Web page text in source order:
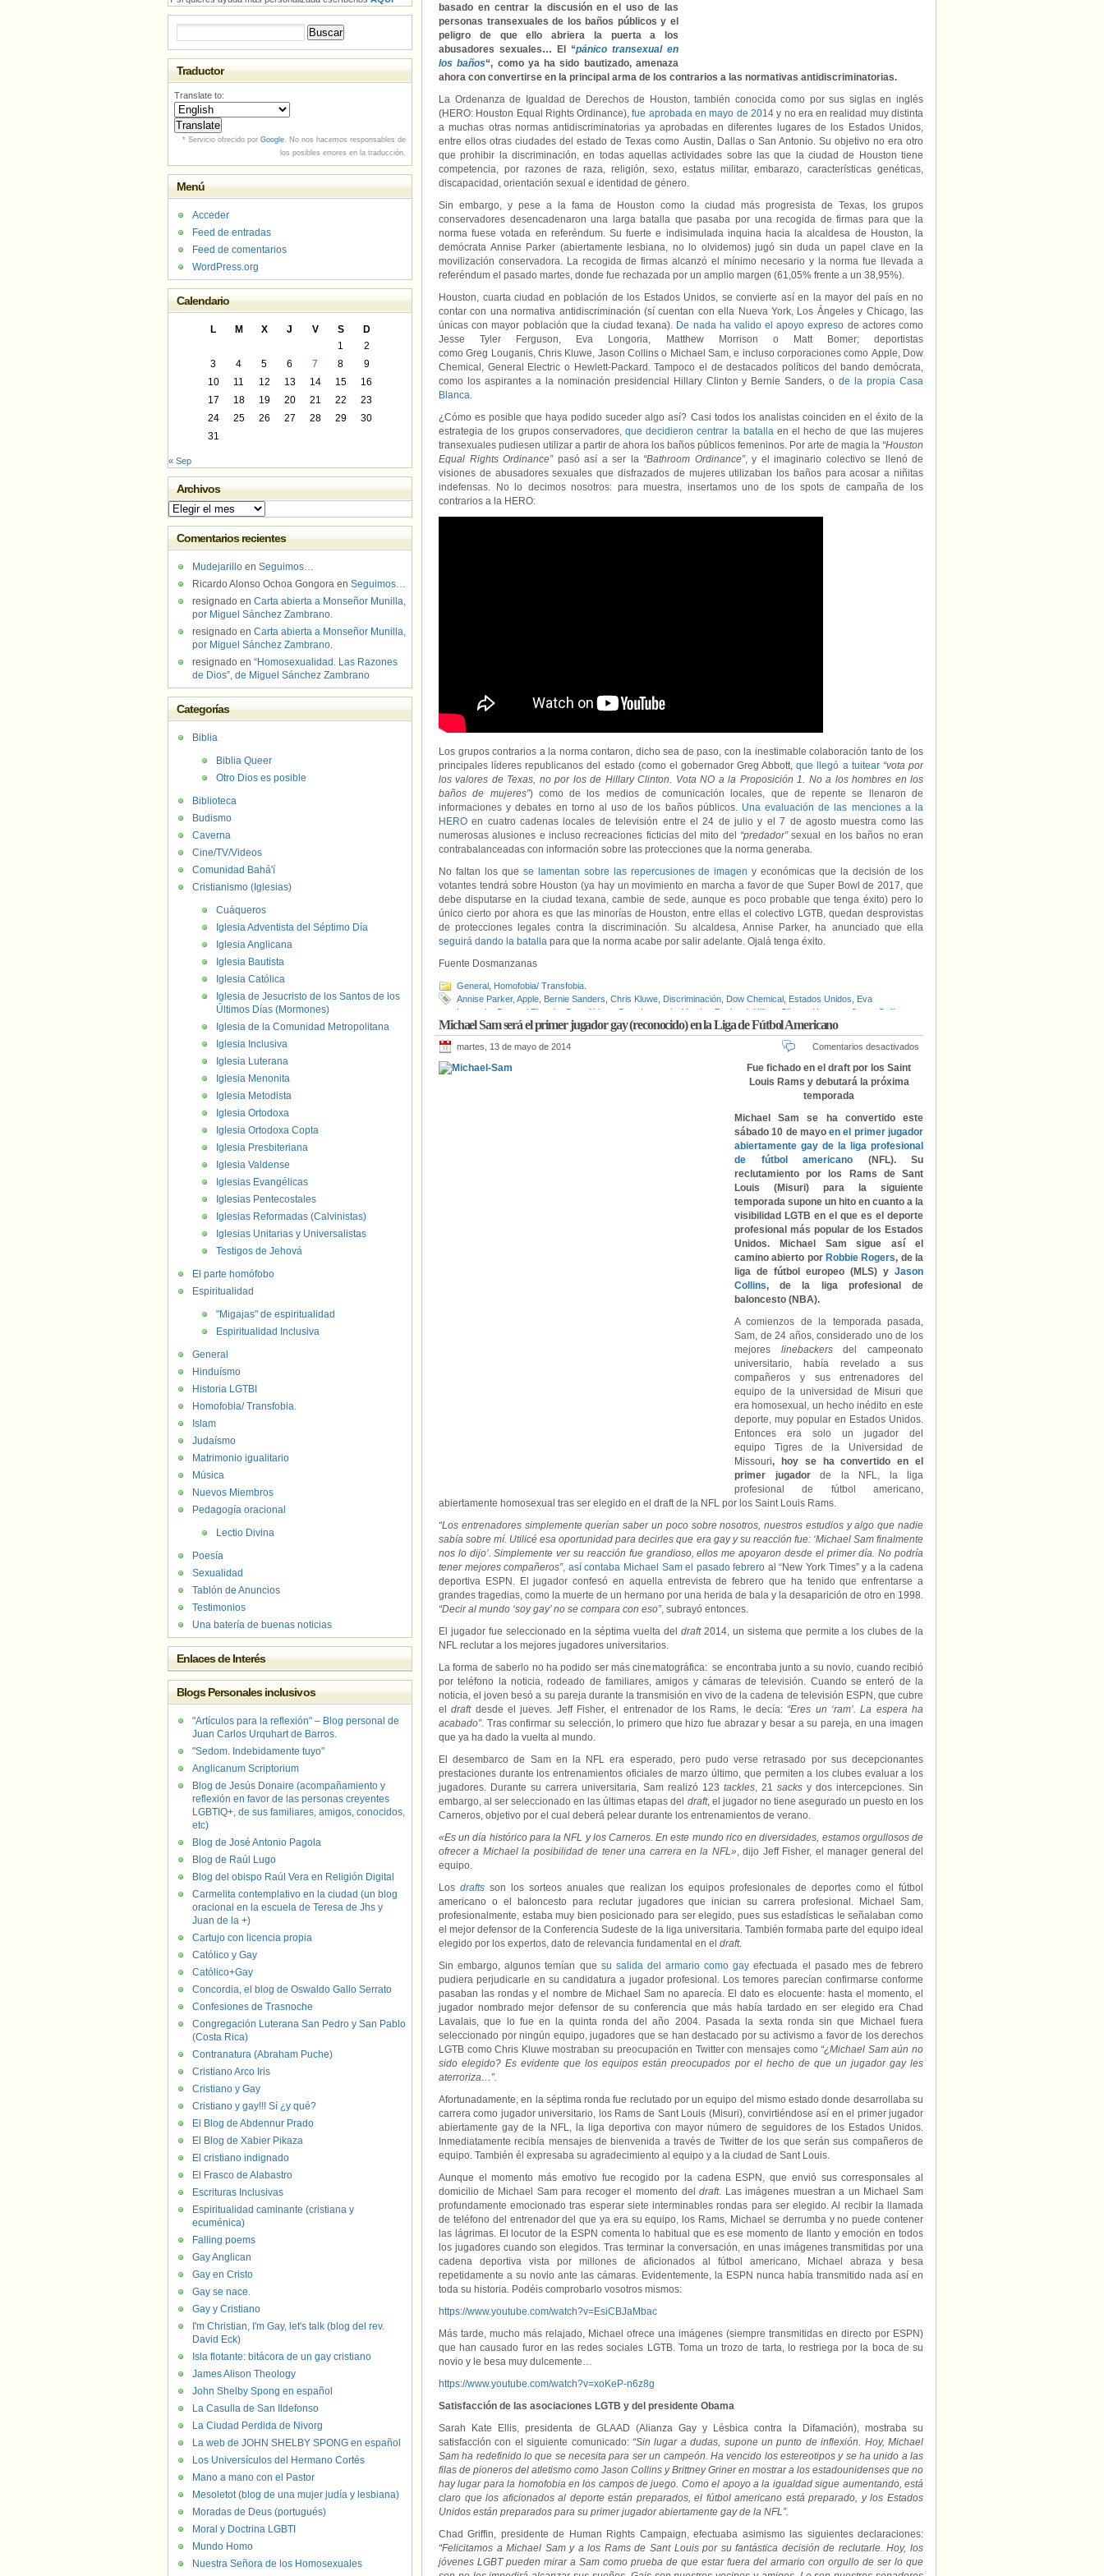
basado en centrar la discusión en el uso de las
personas transexuales de los baños públicos y el
peligro de que ello abriera la puerta a los
abusadores sexuales… El “pánico transexual en
los baños“, como ya ha sido bautizado, amenaza
ahora con convertirse en la principal arma de los contrarios a las normativas antidiscriminatorias.
La Ordenanza de Igualdad de Derechos de Houston, también conocida como por sus siglas en inglés
(HERO: Houston Equal Rights Ordinance),fue aprobada en mayo de 2014y no era en realidad muy distinta
a muchas otras normas antidiscriminatorias ya aprobadas en diferentes lugares de los Estados Unidos,
entre ellos otras ciudades del estado de Texas como Austin, Dallas o San Antonio. Su objetivo no era otro
que prohibir la discriminación, en todas aquellas actividades sobre las que la ciudad de Houston tiene
competencia, por razones de raza, religión, sexo, estatus militar, embarazo, características genéticas,
discapacidad, orientación sexual e identidad de género.
Sin embargo, y pese a la fama de Houston como la ciudad más progresista de Texas, los grupos
conservadores desencadenaron una larga batalla que pasaba por una recogida de firmas para que la
norma fuese votada en referéndum. Su fuerte e indisimulada inquina hacia la alcaldesa de Houston, la
demócrata Annise Parker (abiertamente lesbiana, no lo olvidemos) jugó sin duda un papel clave en la
movilización conservadora. La recogida de firmas alcanzó el mínimo necesario y la norma fue llevada a
referéndum el pasado martes, donde fue rechazada por un amplio margen (61,05% frente a un 38,95%).
Houston, cuarta ciudad en población de los Estados Unidos, se convierte así en la mayor del país en no
contar con una normativa antidiscriminación (sí cuentan con ella Nueva York, Los Ángeles y Chicago, las
únicas con mayor población que la ciudad texana). De nada ha valido el apoyo expreso de actores como
Jesse Tyler Ferguson, Eva Longoria, Matthew Morrison o Matt Bomer; deportistas
como Greg Louganis, Chris Kluwe, Jason Collins o Michael Sam, e incluso corporaciones como Apple, Dow
Chemical, General Electric o Hewlett-Packard. Tampoco el de destacados políticos del bando demócrata,
como los aspirantes a la nominación presidencial Hillary Clinton y Bernie Sanders, ode la propia Casa
Blanca.
¿Cómo es posible que haya podido suceder algo así? Casi todos los analistas coinciden en el éxito de la
estrategia de los grupos conservadores, que decidieron centrar la batallaen el hecho de que las mujeres
transexuales pudiesen utilizar a partir de ahora los baños públicos femeninos. Por arte de magia la “Houston
Equal Rights Ordinance”pasó así a ser la “Bathroom Ordinance”, y el imaginario colectivo se llenó de
visiones de abusadores sexuales que disfrazados de mujeres utilizaban los baños para acosar a niñitas
indefensas. No lo decimos nosotros: para muestra, insertamos uno de los spots de campaña de los
contrarios a la HERO:
Los grupos contrarios a la norma contaron, dicho sea de paso, con la inestimable colaboración tanto de los
principales líderes republicanos del estado (como el gobernador Greg Abbott,que llegó a tuitear “vota por
los valores de Texas, no por los de Hillary Clinton. Vota NO a la Proposición 1. No a los hombres en los
baños de mujeres”) como de los medios de comunicación locales, que de repente se llenaron de
informaciones y debates en torno al uso de los baños públicos. Una evaluación de las menciones a la
HERO en cuatro cadenas locales de televisión entre el 24 de julio y el 7 de agosto muestra como las
numerosas alusiones e incluso recreaciones ficticias del mito del “predador”sexual en los baños no eran
contrabalanceadas con información sobre las protecciones que la norma generaba.
No faltan los que se lamentan sobre las repercusiones de imagen y económicas que la decisión de los
votantes tendrá sobre Houston (ya hay un movimiento en marcha a favor de que Super Bowl de 2017, que
debe disputarse en la ciudad texana, cambie de sede, aunque es poco probable que tenga éxito) pero lo
único cierto por ahora es que las minorías de Houston, entre ellas el colectivo LGTB, quedan desprovistas
de protecciones legales contra la discriminación. Su alcaldesa, Annise Parker, ha anunciado que ella
seguirá dando la batalla para que la norma acabe por salir adelante. Ojalá tenga éxito.
Fuente Dosmanzanas
General Homofobia/ Transfobia.
Annise Parker, Apple Bernie Sanders Chris Kluwe Discriminación Dow Chemical Estados Unidos
Eva
Longoria
General Electric Greg Abbott Greg Louganis Hewlett-Packard Hillary Clinton Houston Jason Collins
Jesse Tyler Ferguson,Matt Bomer,Matthew Morrison,Michael Sam,Super Bowl, Texas,Transexualidad
Transfobia,Videos
Michael Sam será el primer jugador gay (reconocido) en la Liga de Fútbol Americano
martes, 13 de mayo de 2014 Comentarios desactivados
Fue fichado en el draft por los Saint
Louis Rams y debutará la próxima
temporada
Michael Sam se ha convertido este
sábado 10 de mayoen el primer jugador
abiertamente gay de la liga profesional
de fútbol americano (NFL). Su
reclutamiento por los Rams de Sant
Louis (Misuri) para la siguiente
temporada supone un hito en cuanto a la
visibilidad LGTB en el que es el deporte
profesional más popular de los Estados
Unidos. Michael Sam sigue así el
camino abierto por Robbie Rogers, de la
liga de fútbol europeo (MLS) y Jason
Collins, de la liga profesional de
baloncesto (NBA).
A comienzos de la temporada pasada,
Sam, de 24 años, considerado uno de los
mejores linebackersdel campeonato
universitario, había revelado a sus
compañeros y sus entrenadores del
equipo de la universidad de Misuri que
era homosexual, un hecho inédito en este
deporte, muy popular en Estados Unidos.
Entonces era solo un jugador del
equipo Tigres de la Universidad de
Missouri, hoy se ha convertido en el
primer jugador de la NFL, la liga
profesional de fútbol americano,
abiertamente homosexual tras ser elegido en el draft de la NFL por los Saint Louis Rams.
“Los entrenadores simplemente querían saber un poco sobre nosotros, nuestros estudios y algo que nadie
sabía sobre mí. Utilicé esa oportunidad para decirles que era gay y su reacción fue: ‘Michael Sam finalmente
nos lo dijo’. Simplemente ver su reacción fue grandioso, ellos me apoyaron desde el primer día. No podría
tener mejores compañeros”, así contaba Michael Sam el pasado febrero al “New York Times” y a la cadena
deportiva ESPN. El jugador confesó en aquella entrevista de febrero que ha tenido que enfrentarse a
grandes tragedias, como la muerte de un hermano por una herida de bala y la desaparición de otro en 1998.
“Decir al mundo ‘soy gay’ no se compara con eso”, subrayó entonces.
El jugador fue seleccionado en la séptima vuelta deldraft2014, un sistema que permite a los clubes de la
NFL reclutar a los mejores jugadores universitarios.
La forma de saberlo no ha podido ser más cinematográfica: se encontraba junto a su novio, cuando recibió
por teléfono la noticia, rodeado de familiares, amigos y cámaras de televisión. Cuando se enteró de la
noticia, el joven besó a su pareja durante la transmisión en vivo de la cadena de televisión ESPN, que cubre
eldraftdesde el jueves. Jeff Fisher, el entrenador de los Rams, le decía: “Eres un ‘ram’. La espera ha
acabado”. Tras confirmar su selección, lo primero que hizo fue abrazar y besar a su pareja, en una imagen
que ya ha dado la vuelta al mundo.
El desembarco de Sam en la NFL era esperado, pero pudo verse retrasado por sus decepcionantes
prestaciones durante los entrenamientos oficiales de marzo último, que permiten a los clubes evaluar a los
jugadores. Durante su carrera universitaria, Sam realizó 123 tackles, 21 sacks y dos intercepciones. Sin
embargo, al ser seleccionado en las últimas etapas del draft, el jugador no tiene asegurado un puesto en los
Carneros, objetivo por el cual deberá pelear durante los entrenamientos de verano.
«Es un día histórico para la NFL y los Carneros. En este mundo rico en diversidades, estamos orgullosos de
ofrecer a Michael la posibilidad de tener una carrera en la NFL», dijo Jeff Fisher, el manager general del
equipo.
Los draftsson los sorteos anuales que realizan los equipos profesionales de deportes como el fútbol
americano o el baloncesto para reclutar jugadores que inician su carrera profesional. Michael Sam,
profesionalmente, estaba muy bien posicionado para ser elegido, pues sus estadísticas le señalaban como
el mejor defensor de la Conferencia Sudeste de la liga universitaria. También formaba parte del equipo ideal
elegido por los expertos, dato de relevancia fundamental en el draft.
Sin embargo, algunos temían que su salida del armario como gayefectuada el pasado mes de febrero
pudiera perjudicarle en su candidatura a jugador profesional. Los temores parecían confirmarse conforme
pasaban las rondas y el nombre de Michael Sam no aparecía. El dato es elocuente: hasta el momento, el
jugador nombrado mejor defensor de su conferencia que más había tardado en ser elegido era Chad
Lavalais, que lo fue en la quinta ronda del año 2004. Pasada la sexta ronda sin que Michael fuera
seleccionado por ningún equipo, jugadores que se han destacado por su activismo a favor de los derechos
LGTB como Chris Kluwe mostraban su preocupación en Twitter con mensajes como “¿Michael Sam aún no
sido elegido? Es evidente que los equipos están preocupados por el hecho de que un jugador gay les
aterroriza…”.
Afortunadamente, en la séptima ronda fue reclutado por un equipo del mismo estado donde desarrollaba su
carrera como jugador universitario, los Rams de Sant Louis (Misuri), convirtiéndose así en el primer jugador
abiertamente gay de la NFL, la liga deportiva con mayor número de seguidores de los Estados Unidos.
Inmediatamente recibía mensajes de bienvenida a través de Twitter de los que serán sus compañeros de
equipo. También él expresaba su agradecimiento al equipo y a la ciudad de Sant Louis.
Aunque el momento más emotivo fue recogido por la cadena ESPN, que envió sus corresponsales al
domicilio de Michael Sam para recoger el momento deldraft. Las imágenes muestran a un Michael Sam
profundamente emocionado tras esperar siete interminables rondas para ser elegido. Al recibir la llamada
de teléfono del entrenador del que ya era su equipo, los Rams, Michael se derrumba y no puede contener
las lágrimas. El locutor de la ESPN comenta lo habitual que es ese momento de llanto y emoción en todos
los jugadores cuando son elegidos. Tras terminar la conversación, en unas imágenes transmitidas por una
cadena deportiva vista por millones de aficionados al fútbol americano, Michael abraza y besa
repetidamente a su novio ante las cámaras. Evidentemente, la ESPN nunca había transmitido nada así en
toda su historia. Podéis comprobarlo vosotros mismos:
https://www.youtube.com/watch?v=EsiCBJaMbac
Más tarde, mucho más relajado, Michael ofrece una imágenes (siempre transmitidas en directo por ESPN)
que han causado furor en las redes sociales LGTB. Toma un trozo de tarta, lo restriega por la boca de su
novio y le besa muy dulcemente…
https://www.youtube.com/watch?v=xoKeP-n6z8g
Satisfacción de las asociaciones LGTB y del presidente Obama
Sarah Kate Ellis, presidenta de GLAAD (Alianza Gay y Lésbica contra la Difamación), mostraba su
satisfacción con el siguiente comunicado: “Sin lugar a dudas, supone un punto de inflexión. Hoy, Michael
Sam ha redefinido lo que se necesita para ser un campeón. Ha vencido los estereotipos y se ha unido a las
filas de pioneros del atletismo como Jason Collins y Brittney Griner en mostrar a los estadounidenses que no
hay lugar para la homofobia en los campos de juego. Como el apoyo a la igualdad sigue aumentando, está
claro que los aficionados al deporte están preparados, el fútbol americano está preparado, y los Estados
Unidos están preparados para su primer jugador abiertamente gay de la NFL”.
Chad Griffin, presidente de Human Rights Campaign, efectuaba asimismo las siguientes declaraciones:
“Felicitamos a Michael Sam y a los Rams de Sant Louis por su fantástica decisión de reclutarle. Hoy, los
jóvenes LGBT pueden mirar a Sam como prueba de que estar fuera del armario con orgullo de ser lo que
Traductor
Translate to:
* Servicio ofrecido por Google. No nos hacemos responsables de
los posibles errores en la traducción.
Menú
Acceder
Feed de entradas
Feed de comentarios
WordPress.org
Calendario
L M X J V S
D
1
2
3
4 5 6 7 8
9
10
11 12 13 14 15
16
17
18 19 20 21 22
23
24
25 26 27 28 29
30
31
« Sep
Archivos
Archivos
Comentarios recientes
Mudejarillo en Seguimos…
Ricardo Alonso Ochoa Gongora en Seguimos…
resignado en Carta abierta a Monseñor Munilla,
por Miguel Sánchez Zambrano.
resignado en Carta abierta a Monseñor Munilla,
por Miguel Sánchez Zambrano.
resignado en “Homosexualidad. Las Razones
de Dios”, de Miguel Sánchez Zambrano
Categorías
Biblia
Biblia Queer
Otro Dios es posible
Biblioteca
Budismo
Caverna
Cine/TV/Videos
Comunidad Bahá'í
Cristianismo (Iglesias)
Cuáqueros
Iglesia Adventista del Séptimo Día
Iglesia Anglicana
Iglesia Bautista
Iglesia Católica
Iglesia de Jesucristo de los Santos de los
Últimos Días (Mormones)
Iglesia de la Comunidad Metropolitana
Iglesia Inclusiva
Iglesia Luterana
Iglesia Menonita
Iglesia Metodista
Iglesia Ortodoxa
Iglesia Ortodoxa Copta
Iglesia Presbiteriana
Iglesia Valdense
Iglesias Evangélicas
Iglesias Pentecostales
Iglesias Reformadas (Calvinistas)
Iglesias Unitarias y Universalistas
Testigos de Jehová
El parte homófobo
Espiritualidad
"Migajas" de espiritualidad
Espiritualidad Inclusiva
General
Hinduísmo
Historia LGTBI
Homofobia/ Transfobia.
Islam
Judaísmo
Matrimonio igualitario
Música
Nuevos Miembros
Pedagogía oracional
Lectio Divina
Poesía
Sexualidad
Tablón de Anuncios
Testimonios
Una batería de buenas noticias
Enlaces de Interés
Blogs Personales inclusivos
"Artículos para la reflexión" – Blog personal de
Juan Carlos Urquhart de Barros.
"Sedom. Indebidamente tuyo"
Anglicanum Scriptorium
Blog de Jesús Donaire (acompañamiento y
reflexión en favor de las personas creyentes
LGBTIQ+, de sus familiares, amigos, conocidos,
etc)
Blog de José Antonio Pagola
Blog de Raúl Lugo
Blog del obispo Raúl Vera en Religión Digital
Carmelita contemplativo en la ciudad (un blog
oracional en la escuela de Teresa de Jhs y
Juan de la +)
Cartujo con licencia propia
Católico y Gay
Católico+Gay
Concordia, el blog de Oswaldo Gallo Serrato
Confesiones de Trasnoche
Congregación Luterana San Pedro y San Pablo
(Costa Rica)
Contranatura (Abraham Puche)
Cristiano Arco Iris
Cristiano y Gay
Cristiano y gay!!! Sí ¿y qué?
El Blog de Abdennur Prado
El Blog de Xabier Pikaza
El cristiano indignado
El Frasco de Alabastro
Escrituras Inclusivas
Espiritualidad caminante (cristiana y
ecuménica)
Falling poems
Gay Anglican
Gay en Cristo
Gay se nace.
Gay y Cristiano
I'm Christian, I'm Gay, let's talk (blog del rev.
David Eck)
Isla flotante: bitácora de un gay cristiano
James Alison Theology
John Shelby Spong en español
La Casulla de San Ildefonso
La Ciudad Perdida de Nivorg
La web de JOHN SHELBY SPONG en español
Los Universículos del Hermano Cortés
Mano a mano con el Pastor
Mesoletot (blog de una mujer judía y lesbiana)
Moradas de Deus (portugués)
Moral y Doctrina LGBTI
Mundo Homo
Nuestra Señora de los Homosexuales